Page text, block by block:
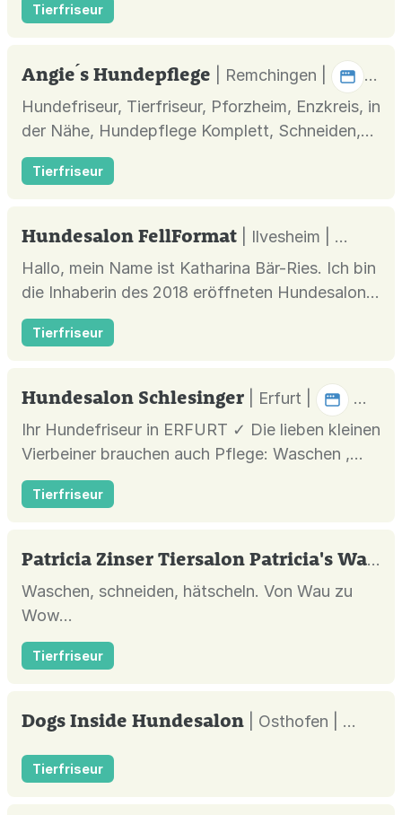
Tierfriseur
Angie ́s Hundepflege
| Remchingen |
Hundefriseur, Tierfriseur, Pforzheim, Enzkreis, in
der Nähe, Hundepflege Komplett, Schneiden,
entfilzen, Ohrenpflege, Krallenpflege, pflegen
und baden aller Langhaarrasse auch große
Service inklusive. Trimmen und schneiden auch
speziell für Terrier Rassen. B...
Tierfriseur
Hundesalon FellFormat
| Ilvesheim |
Hallo, mein Name ist Katharina Bär-Ries. Ich bin
die Inhaberin des 2018 eröffneten Hundesalons
"FellFormat" in Ilvesheim. Ich betreue in meinem
Salon Hunde und Katzen aller Rassen und biete
Pferde an. Neben den "Komplettpflegen" , die
Tierfriseur
Hundesalon Schlesinger
| Erfurt |
Ihr Hundefriseur in ERFURT ✓ Die lieben kleinen
Vierbeiner brauchen auch Pflege: Waschen ,
legen und föhnen sind ebenso wichtig wie
Krallenschneiden, trimmen und Ohrenpflege.
eingewöhnt werden. Das alles mache ich -
Tierfriseur
Patricia Zinser Tiersalon Patricia's Wackl Dackl
Waschen, schneiden, hätscheln. Von Wau zu
Wow...
Tierfriseur
Dogs Inside Hundesalon | Osthofen |
Tierfriseur